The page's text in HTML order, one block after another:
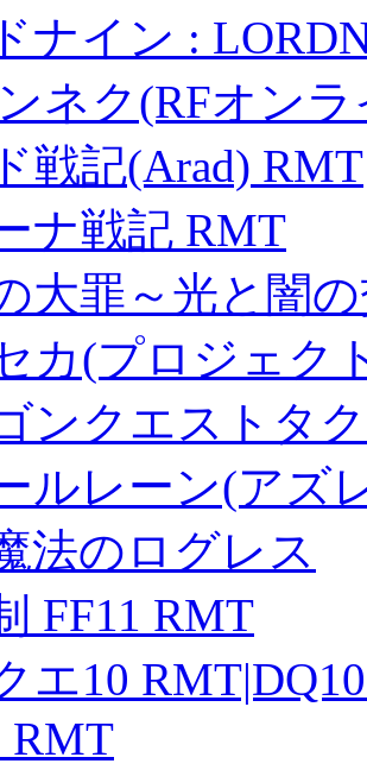
ナイン :
ネク(RFオン
戦記(Arad) RMT
ナ戦記 RMT
大罪～光と闇
カ(プロジェク
ンクエストタ
ルレーン(アズ
法のログレス
FF11 RMT
エ10
RMT